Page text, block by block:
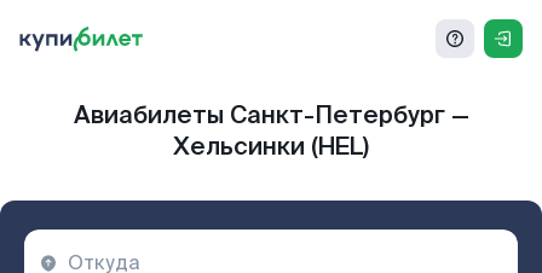
Авиабилеты Санкт-Петербург —
Хельсинки (HEL)